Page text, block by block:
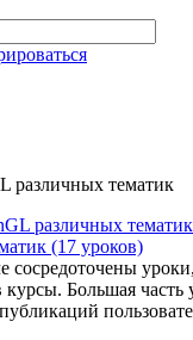
различных тематик
(17 уроков)
сосредоточены
Большая часть